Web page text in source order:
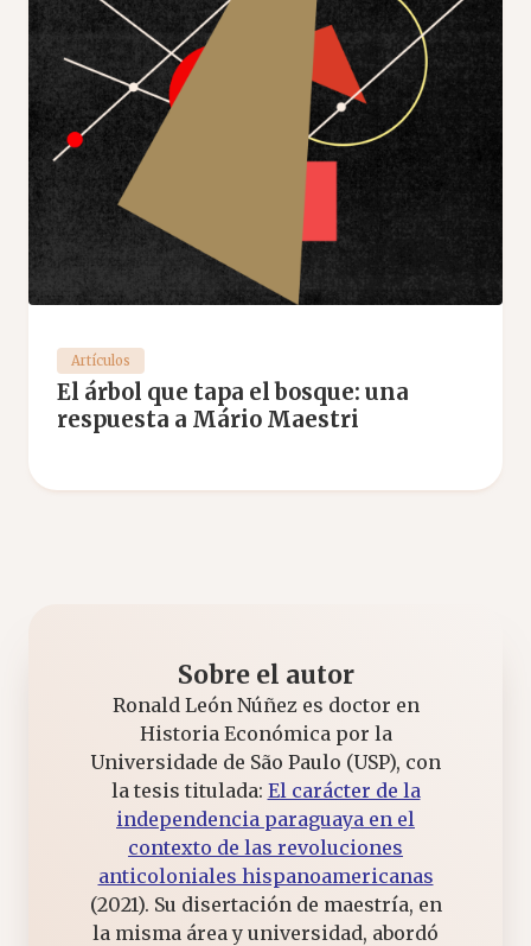
Artículos
El árbol que tapa el bosque: una
respuesta a Mário Maestri
Sobre el autor
Ronald León Núñez es doctor en
Historia Económica por la
Universidade de São Paulo (USP), con
la tesis titulada: El carácter de la
independencia paraguaya en el
contexto de las revoluciones
anticoloniales hispanoamericanas
(2021). Su disertación de maestría, en
la misma área y universidad, abordó